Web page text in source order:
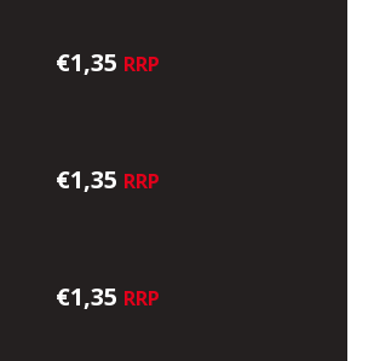
€1,35 RRP
€1,35 RRP
€1,35 RRP